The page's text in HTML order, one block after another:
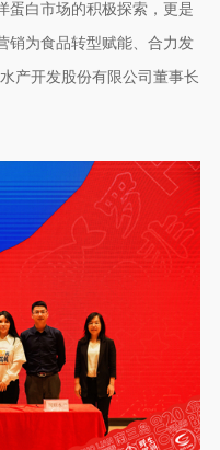
蛋白市场的积极探索，更是
销为食品转型赋能、合力发
产开发股份有限公司董事长